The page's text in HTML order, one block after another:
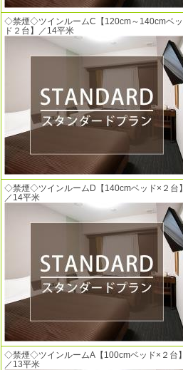
◇禁煙◇ツインルームC【120cm～140cmベッ
ド２台】／14平米
◇禁煙◇ツインルームD【140cmベッド×２台】
／14平米
◇禁煙◇ツインルームA【100cmベッド×２台】
／13平米